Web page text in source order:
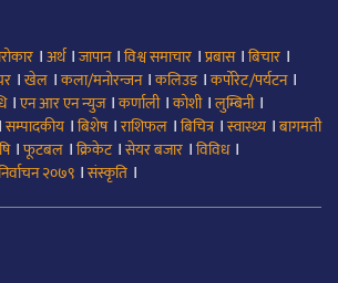
।अर्थ।जापान।विश्व समाचार ।प्रबास।बिचार ।
।खेल ।कला/मनोरन्जन।कलिउड।कर्पोरेट/पर्यटन।
।एन आर एन न्युज।कर्णाली।कोशी।लुम्बिनी।
सम्पादकीय ।बिशेष।राशिफल ।बिचित्र।स्वास्थ्य ।बागमती
।फूटबल ।क्रिकेट।सेयर बजार ।विविध।
२०७९ ।संस्कृति ।